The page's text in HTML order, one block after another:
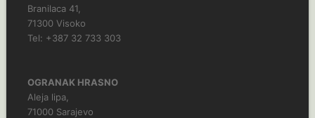
Branilaca 41,
71300 Visoko
Tel: +387 32 733 303
OGRANAK HRASNO
Aleja lipa,
71000 Sarajevo